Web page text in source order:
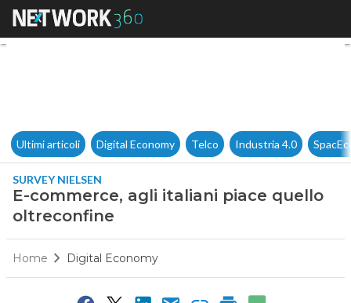
E-commerce, agli italiani
Ultimi articoli Digital Economy Telco Industria 4.0
SURVEY NIELSEN
E-commerce, agli italiani piace quello
oltreconfine
Home Digital Economy